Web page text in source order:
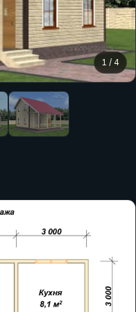
1 / 4